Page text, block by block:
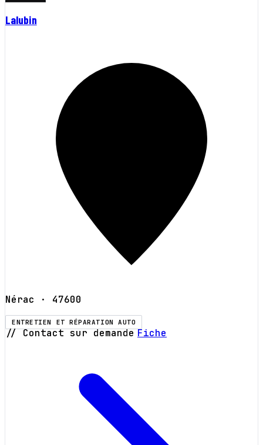
Lalubin
Nérac · 47600
ENTRETIEN ET RÉPARATION AUTO
// Contact sur demande Fiche